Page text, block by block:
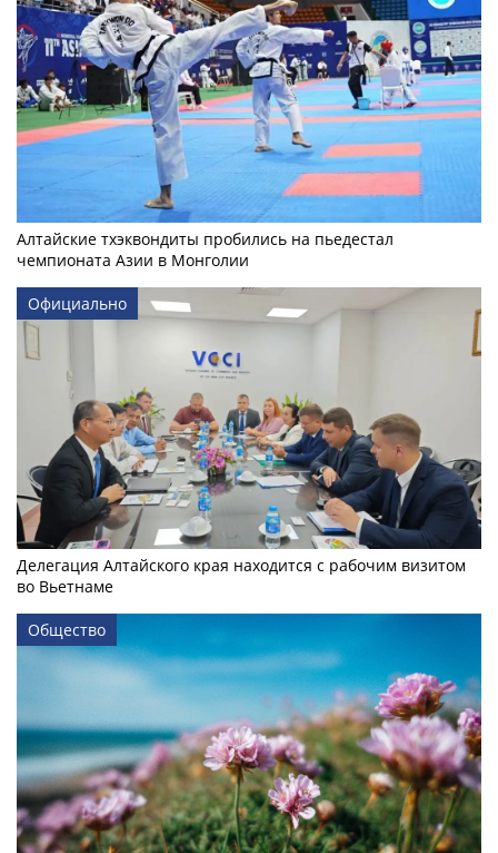
Алтайские тхэквондиты пробились на пьедестал
чемпионата Азии в Монголии
Официально
Делегация Алтайского края находится с рабочим визитом
во Вьетнаме
Общество